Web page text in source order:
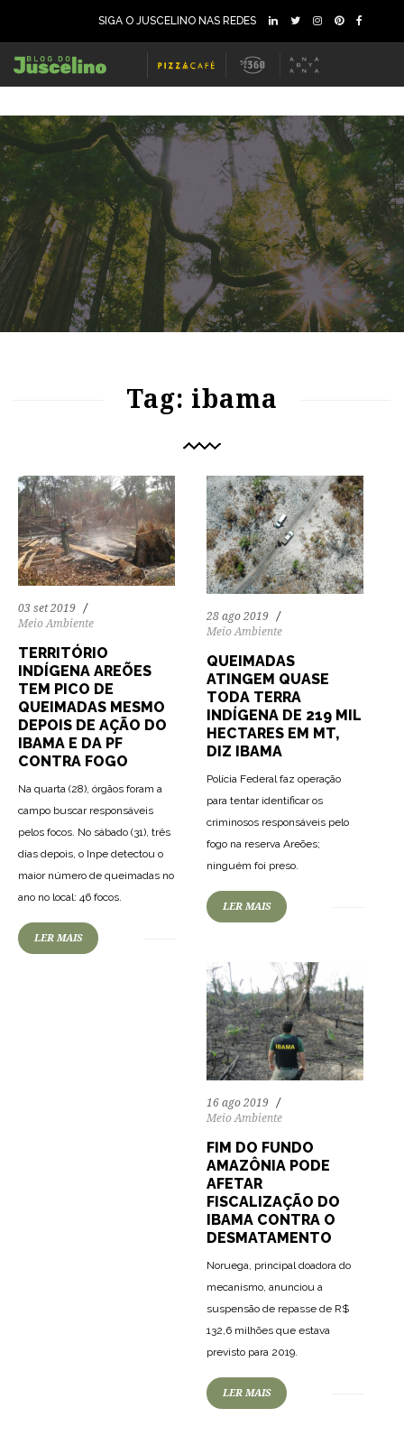
SIGA O JUSCELINO NAS REDES
Tag: ibama
03 set 2019
Meio Ambiente
TERRITÓRIO
INDÍGENA AREÕES
TEM PICO DE
QUEIMADAS MESMO
DEPOIS DE AÇÃO DO
IBAMA E DA PF
CONTRA FOGO
Na quarta (28), órgãos foram a
campo buscar responsáveis
pelos focos. No sábado (31), três
dias depois, o Inpe detectou o
maior número de queimadas no
ano no local: 46 focos.
LER MAIS
28 ago 2019
Meio Ambiente
QUEIMADAS
ATINGEM QUASE
TODA TERRA
INDÍGENA DE 219 MIL
HECTARES EM MT,
DIZ IBAMA
Polícia Federal faz operação
para tentar identificar os
criminosos responsáveis pelo
fogo na reserva Areões;
ninguém foi preso.
LER MAIS
16 ago 2019
Meio Ambiente
FIM DO FUNDO
AMAZÔNIA PODE
AFETAR
FISCALIZAÇÃO DO
IBAMA CONTRA O
DESMATAMENTO
Noruega, principal doadora do
mecanismo, anunciou a
suspensão de repasse de R$
132,6 milhões que estava
previsto para 2019.
LER MAIS